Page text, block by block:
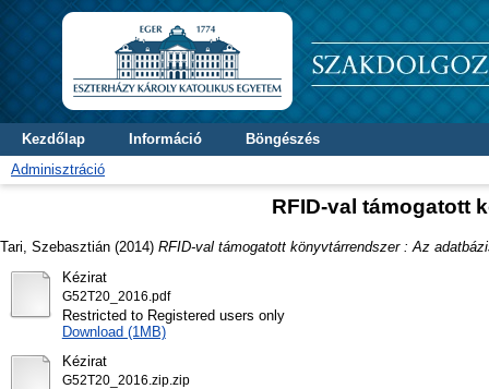
Kezdőlap Információ
Böngészés
Adminisztráció
RFID-val támogatott
Tari, Szebasztián (2014) RFID-val támogatott könyvtárrendszer : Az
Kézirat
G52T20_2016.pdf
Restricted to Registered users only
Download (1MB)
Kézirat
G52T20_2016.zip.zip